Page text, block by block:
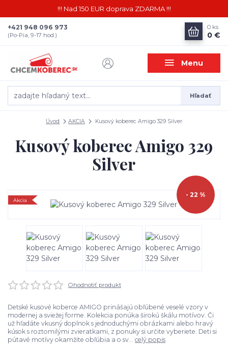
!!! Nad 150 EUR doprava ZDARMA !!!
Menu
Hľadať
+421 948 096 973
(Po-Pia, 9-17 hod.)
0 ks
0 €
Úvod AKCIA Kusový koberec Amigo 329 Silver
Kusový koberec Amigo 329
Silver
Akcia
- 22 %
Ohodnotiť produkt
Detské kusové koberce AMIGO prinášajú obľúbené veselé vzory v
modernej a sviežej forme. Kolekcia ponúka širokú škálu motívov. Či
už hľadáte vkusný doplnok s jednoduchými obrázkami alebo hravý
kúsok s roztomilými zvieratkami, z ponuky si určite vyberiete. Deti si
pútavé motívy okamžite obľúbia a o sv... celý popis